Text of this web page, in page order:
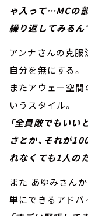
ゃ入って…MCの
繰り返してみるん
アンナさんの克服
自分を無にする。
またアウェー空間
いうスタイル。
「全員敵でもいい
さとか、それが
れなくても1人の
また あゆみさん
単にできるアドバ